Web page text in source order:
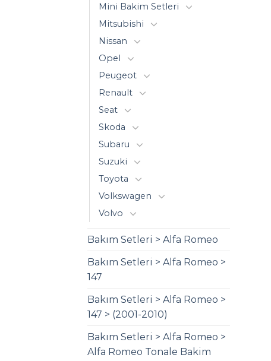
Mini Bakim Setleri
Mitsubishi
Nissan
Opel
Peugeot
Renault
Seat
Skoda
Subaru
Suzuki
Toyota
Volkswagen
Volvo
Bakım Setleri > Alfa Romeo
Bakım Setleri > Alfa Romeo >
147
Bakım Setleri > Alfa Romeo >
147 > (2001-2010)
Bakım Setleri > Alfa Romeo >
Alfa Romeo Tonale Bakim